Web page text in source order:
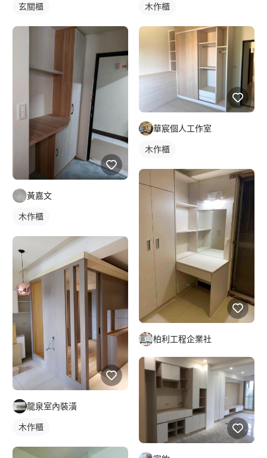
玄關櫃
黃嘉文
木作櫃
龍泉室內裝潢
木作櫃
木作櫃
華宸個人工作室
木作櫃
柏利工程企業社